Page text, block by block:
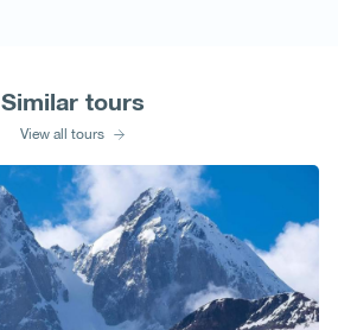
Similar tours
View all tours